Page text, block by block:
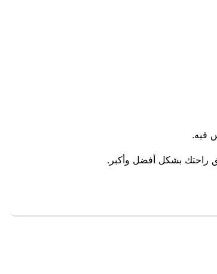
فيه.
راحتك بشكل أفضل وأكبر.